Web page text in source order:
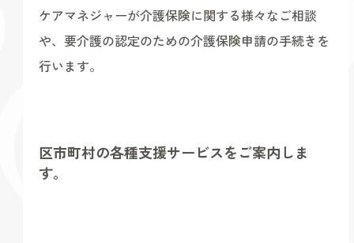
ケアマネジャーが介護保険に関する様々なご相談
や、要介護の認定のための介護保険申請の手続きを
行います。
区市町村の各種支援サービスをご案内しま
す。